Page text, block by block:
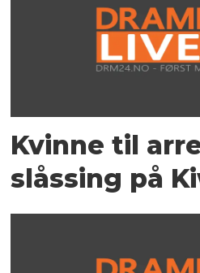
Kvinne til
slåssing på